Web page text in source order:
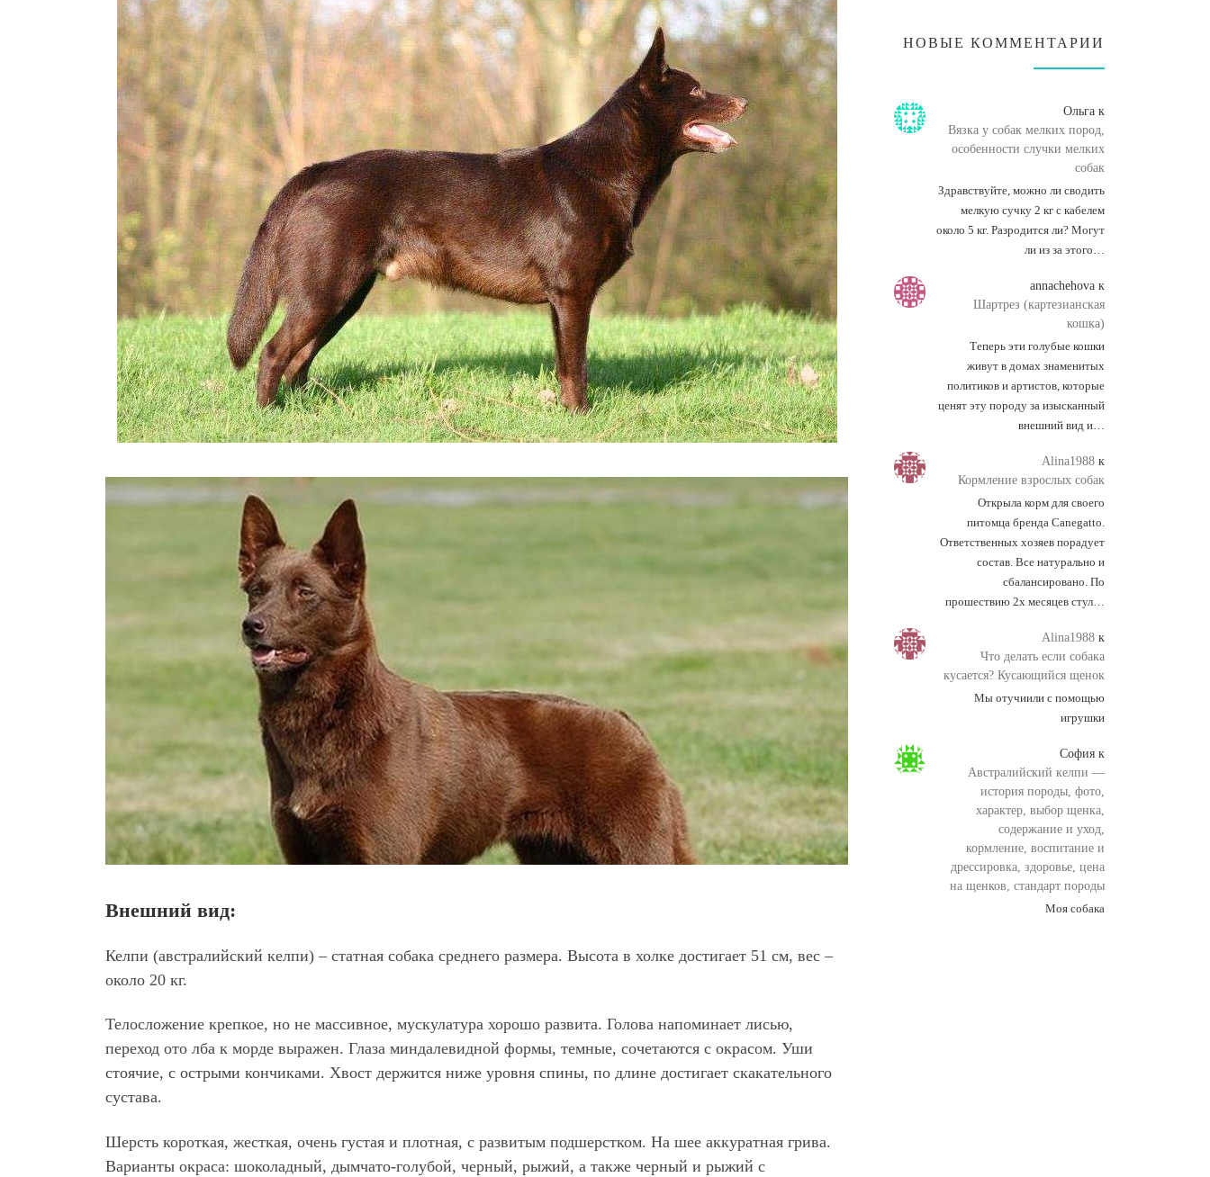
Внешний вид:
Келпи (австралийский келпи) – статная собака среднего размера. Высота в холке достигает 51 см, вес –
около 20 кг.
Телосложение крепкое, но не массивное, мускулатура хорошо развита. Голова напоминает лисью,
переход ото лба к морде выражен. Глаза миндалевидной формы, темные, сочетаются с окрасом. Уши
стоячие, с острыми кончиками. Хвост держится ниже уровня спины, по длине достигает скакательного
сустава.
Шерсть короткая, жесткая, очень густая и плотная, с развитым подшерстком. На шее аккуратная грива.
Варианты окраса: шоколадный, дымчато-голубой, черный, рыжий, а также черный и рыжий с
НОВЫЕ КОММЕНТАРИИ
Ольга к
Вязка у собак мелких пород,
особенности случки мелких
собак
Здравствуйте, можно ли сводить
мелкую сучку 2 кг с кабелем
около 5 кг. Разродится ли? Могут
ли из за этого…
annachehova к
Шартрез (картезианская
кошка)
Теперь эти голубые кошки
живут в домах знаменитых
политиков и артистов, которые
ценят эту породу за изысканный
внешний вид и…
Alina1988 к
Кормление взрослых собак
Открыла корм для своего
питомца бренда Canegatto.
Ответственных хозяев порадует
состав. Все натурально и
сбалансировано. По
прошествию 2х месяцев стул…
Alina1988 к
Что делать если собака
кусается? Кусающийся щенок
Мы отучиили с помощью
игрушки
София к
Австралийский келпи —
история породы, фото,
характер, выбор щенка,
содержание и уход,
кормление, воспитание и
дрессировка, здоровье, цена
на щенков, стандарт породы
Моя собака